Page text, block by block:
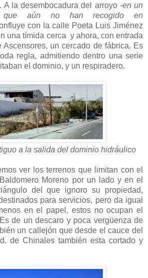
A la desembocadura del arroyo -en un
aún no han recogido en
con la calle Poeta Luis Jiménez
una tímida cerca y ahora, con entrada
Ascensores, un cercado de fábrica. Es
regla, admitiendo dentro una serie
el dominio, y un respiradero.
a la salida del dominio hidráulico
ver los terrenos que limitan con el
Moreno por un lado y en el
del que ignoro su propiedad,
para servicios, pero da igual
en el papel, estos no ocupan el
de un descaro y poca vergüenza de
un callejón que desde el cauce del
de Chinales también esta cortado y